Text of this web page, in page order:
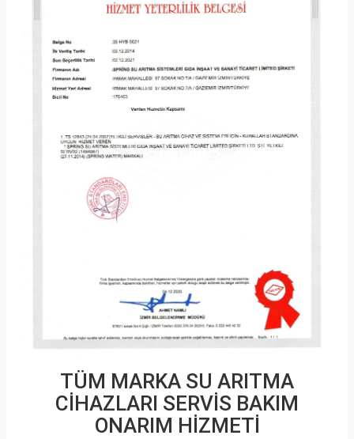
TÜM MARKA SU ARITMA
CİHAZLARI SERVİS BAKIM
ONARIM HİZMETİ